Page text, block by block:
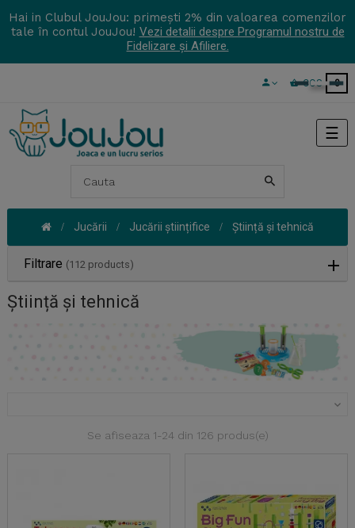
Hai in Clubul JouJou: primești 2% din valoarea comenzilor
tale în contul JouJou! Vezi detalii despre Programul nostru de
Fidelizare și Afiliere.
COS 0
☰
Jucării Jucării științifice Știință și tehnică
Filtrare (112 products)
Știință și tehnică

Se afiseaza 1-24 din 126 produs(e)